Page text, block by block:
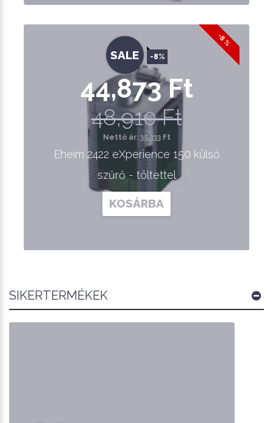
-8 %
SALE -8%
44,873 Ft
48,910 Ft
Nettó ár: 35,333 Ft
Eheim 2422 eXperience 150 külső
szűrő - töltettel
KOSÁRBA
SIKERTERMÉKEK